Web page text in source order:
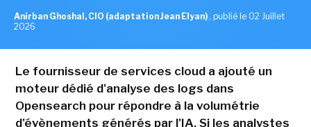
Anirban Ghoshal, CIO (adaptation Jean Elyan) , publié le 02 Juillet
2026
Le fournisseur de services cloud a ajouté un
moteur dédié d'analyse des logs dans
Opensearch pour répondre à la volumétrie
d'évènements générés par l'IA. Si les analystes